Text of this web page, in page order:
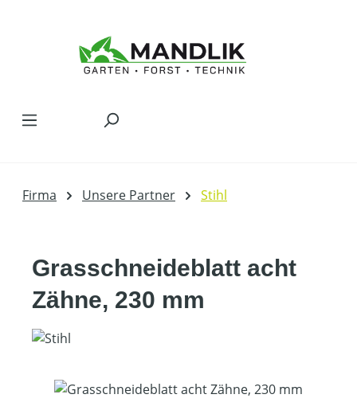
Firma Unsere Partner Stihl
Grasschneideblatt acht
Zähne, 230 mm
Bildergalerie überspringen